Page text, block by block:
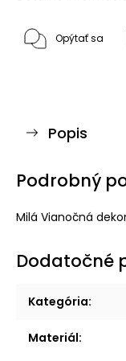
Opýtať sa
Popis
Podrobný
Milá Vianočná
Dodatočné
Kategória:
Materiál: